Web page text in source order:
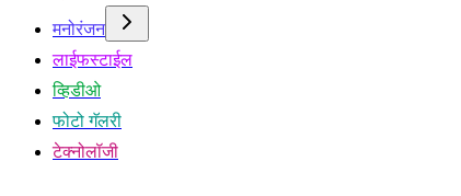
मनोरंजन
लाईफस्टाईल
व्हिडीओ
फोटो गॅलरी
टेक्नोलॉजी